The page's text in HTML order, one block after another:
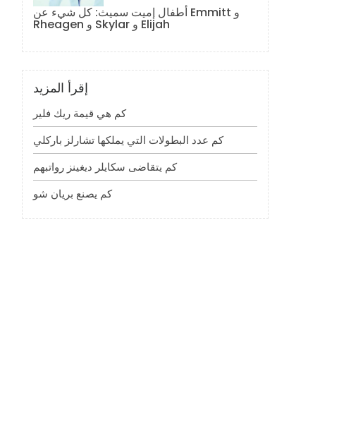
أطفال إميت سميث: كل شيء عن Emmitt و
Rheagen و Skylar و Elijah
إقرأ المزيد
كم هي قيمة ريك فلير
كم عدد البطولات التي يملكها تشارلز باركلي
كم يتقاضى سكايلر ديغينز رواتبهم
كم يصنع بريان شو